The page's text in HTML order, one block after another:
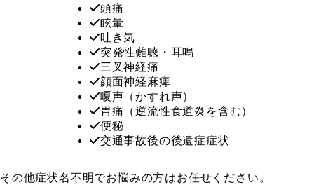
頭痛
眩暈
吐き気
突発性難聴・耳鳴
三叉神経痛
顔面神経麻痺
嗄声（かすれ声）
胃痛（逆流性食道炎を含む）
便秘
交通事故後の後遺症症状
その他症状名不明でお悩みの方はお任せください。